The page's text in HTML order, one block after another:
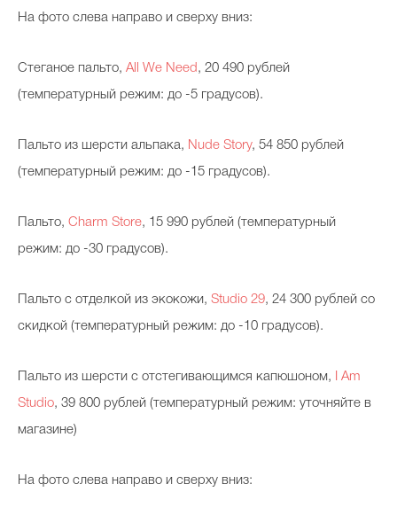
На фото слева направо и сверху вниз:
Стеганое пальто, All We Need , 20 490 рублей
(температурный режим: до -5 градусов).
Пальто из шерсти альпака, Nude Story, 54 850 рублей
(температурный режим: до -15 градусов).
Пальто, Charm Store, 15 990 рублей (температурный
режим: до -30 градусов).
Пальто с отделкой из экокожи, Studio 29, 24 300 рублей со
скидкой (температурный режим: до -10 градусов).
Пальто из шерсти с отстегивающимся капюшоном, I Am
Studio, 39 800 рублей (температурный режим: уточняйте в
магазине)
На фото слева направо и сверху вниз: